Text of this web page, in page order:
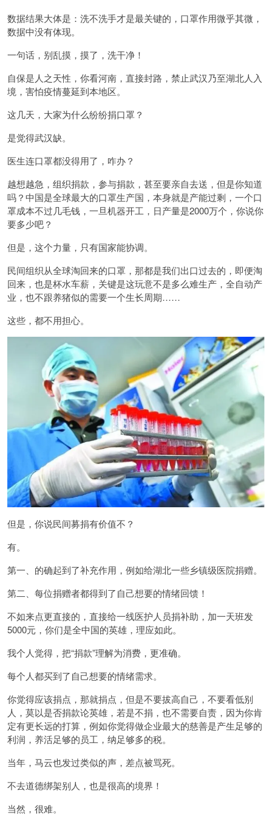
数据结果大体是：洗不洗手才是最关键的，口罩作用微乎其微，
数据中没有体现。
一句话，别乱摸，摸了，洗干净！
自保是人之天性，你看河南，直接封路，禁止武汉乃至湖北人入
境，害怕疫情蔓延到本地区。
这几天，大家为什么纷纷捐口罩？
是觉得武汉缺。
医生连口罩都没得用了，咋办？
越想越急，组织捐款，参与捐款，甚至要亲自去送，但是你知道
吗？中国是全球最大的口罩生产国，本身就是产能过剩，一个口
罩成本不过几毛钱，一旦机器开工，日产量是2000万个，你说你
要多少吧？
但是，这个力量，只有国家能协调。
民间组织从全球淘回来的口罩，那都是我们出口过去的，即便淘
回来，也是杯水车薪，关键是这玩意不是多么难生产，全自动产
业，也不跟养猪似的需要一个生长周期……
这些，都不用担心。
但是，你说民间募捐有价值不？
有。
第一、的确起到了补充作用，例如给湖北一些乡镇级医院捐赠。
第二、每位捐赠者都得到了自己想要的情绪回馈！
不如来点更直接的，直接给一线医护人员捐补助，加一天班发
5000元，你们是全中国的英雄，理应如此。
我个人觉得，把“捐款”理解为消费，更准确。
每个人都买到了自己想要的情绪需求。
你觉得应该捐点，那就捐点，但是不要拔高自己，不要看低别
人，莫以是否捐款论英雄，若是不捐，也不需要自责，因为你肯
定有更长远的打算，例如你觉得做企业最大的慈善是产生足够的
利润，养活足够的员工，纳足够多的税。
当年，马云也发过类似的声，差点被骂死。
不去道德绑架别人，也是很高的境界！
当然，很难。